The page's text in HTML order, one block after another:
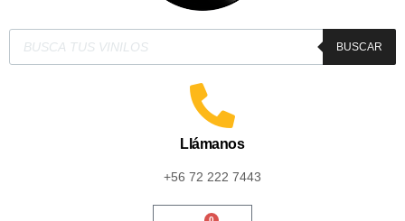
BUSCAR
Llámanos
+56 72 222 7443